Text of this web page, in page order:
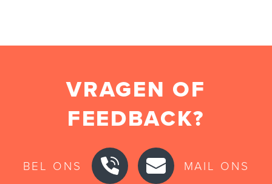
VRAGEN OF
FEEDBACK?
BEL ONS MAIL ONS